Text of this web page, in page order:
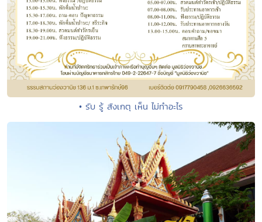
• รับ รู้ สังเกตุ เห็น ไม่ทำอะไร